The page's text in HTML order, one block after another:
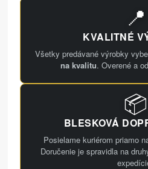
📍
KVALITNÉ
Všetky predávané výrobky
na kvalitu. Overené a
📦
BLESKOVÁ
Posielame kuriérom priamo
Doručenie je spravidla na